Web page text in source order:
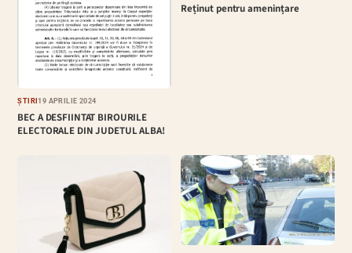
ȘTIRI19 APRILIE 2024
BEC A DESFIINTAT BIROURILE
ELECTORALE DIN JUDETUL ALBA!
Reținut pentru amenințare